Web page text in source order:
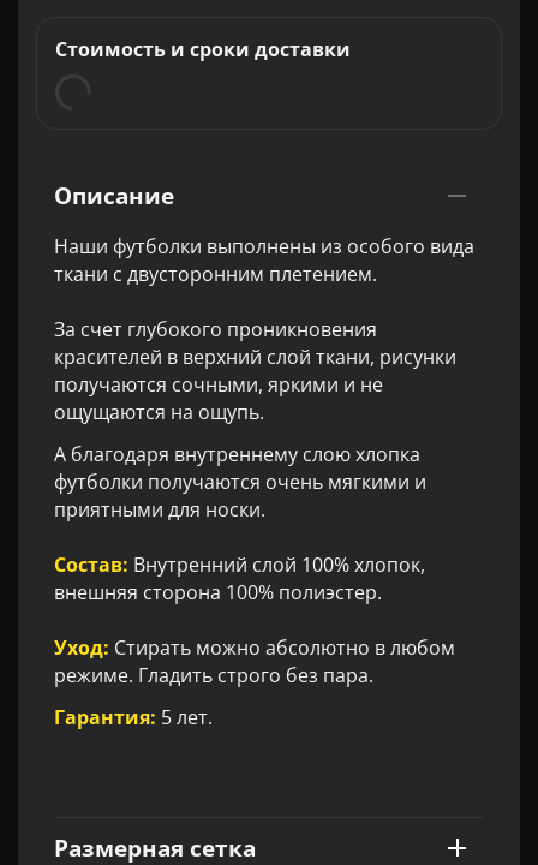
Стоимость и сроки доставки
Описание
Наши футболки выполнены из особого вида
ткани с двусторонним плетением.
За счет глубокого проникновения
красителей в верхний слой ткани, рисунки
получаются сочными, яркими и не
ощущаются на ощупь.
А благодаря внутреннему слою хлопка
футболки получаются очень мягкими и
приятными для носки.
Состав: Внутренний слой 100% хлопок,
внешняя сторона 100% полиэстер.
Уход: Стирать можно абсолютно в любом
режиме. Гладить строго без пара.
Гарантия: 5 лет.
Размерная сетка